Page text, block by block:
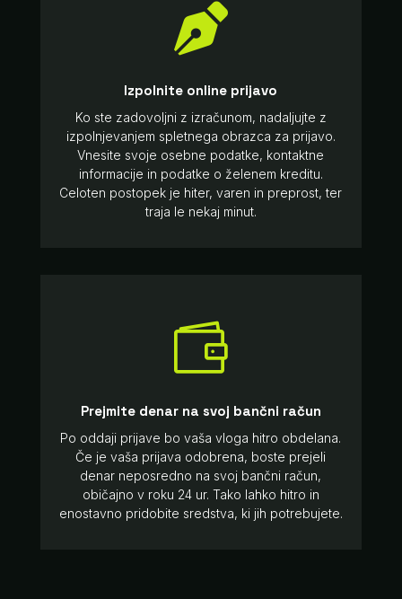

Izpolnite online prijavo
Ko ste zadovoljni z izračunom, nadaljujte z
izpolnjevanjem spletnega obrazca za prijavo.
Vnesite svoje osebne podatke, kontaktne
informacije in podatke o želenem kreditu.
Celoten postopek je hiter, varen in preprost, ter
traja le nekaj minut.

Prejmite denar na svoj bančni račun
Po oddaji prijave bo vaša vloga hitro obdelana.
Če je vaša prijava odobrena, boste prejeli
denar neposredno na svoj bančni račun,
običajno v roku 24 ur. Tako lahko hitro in
enostavno pridobite sredstva, ki jih potrebujete.